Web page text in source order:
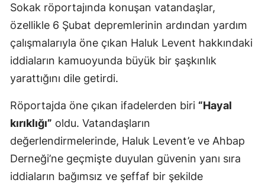
Sokak röportajında konuşan vatandaşlar,
özellikle 6 Şubat depremlerinin ardından yardım
çalışmalarıyla öne çıkan Haluk Levent hakkındaki
iddiaların kamuoyunda büyük bir şaşkınlık
yarattığını dile getirdi.
Röportajda öne çıkan ifadelerden biri “Hayal
kırıklığı” oldu. Vatandaşların
değerlendirmelerinde, Haluk Levent’e ve Ahbap
Derneği’ne geçmişte duyulan güvenin yanı sıra
iddiaların bağımsız ve şeffaf bir şekilde